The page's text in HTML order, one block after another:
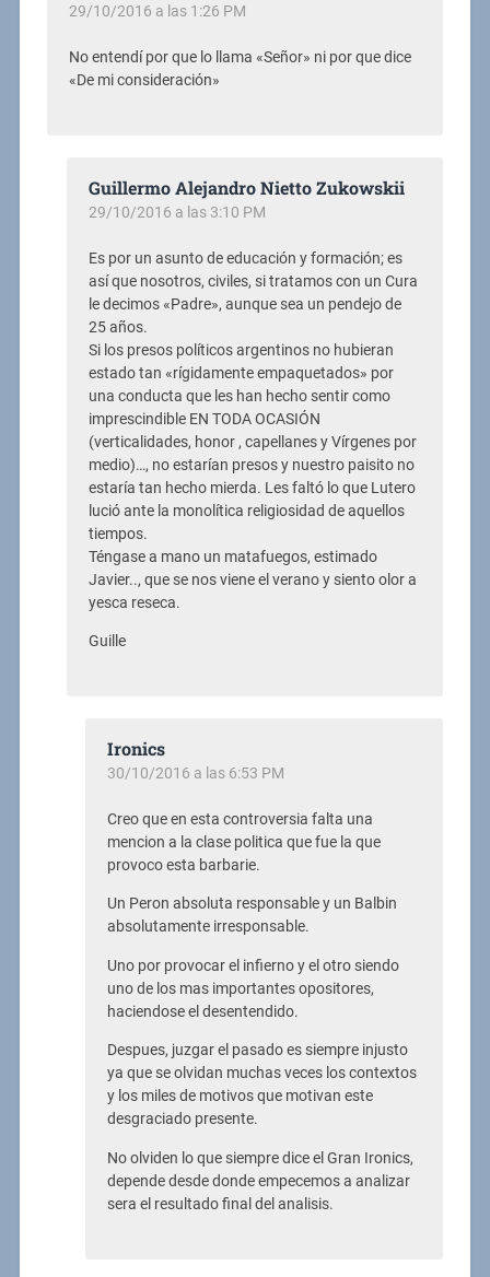
29/10/2016 a las 1:26 PM
No entendí por que lo llama «Señor» ni por que dice
«De mi consideración»
Guillermo Alejandro Nietto Zukowskii
29/10/2016 a las 3:10 PM
Es por un asunto de educación y formación; es
así que nosotros, civiles, si tratamos con un Cura
le decimos «Padre», aunque sea un pendejo de
25 años.
Si los presos políticos argentinos no hubieran
estado tan «rígidamente empaquetados» por
una conducta que les han hecho sentir como
imprescindible EN TODA OCASIÓN
(verticalidades, honor , capellanes y Vírgenes por
medio)…, no estarían presos y nuestro paisito no
estaría tan hecho mierda. Les faltó lo que Lutero
lució ante la monolítica religiosidad de aquellos
tiempos.
Téngase a mano un matafuegos, estimado
Javier.., que se nos viene el verano y siento olor a
yesca reseca.
Guille
Ironics
30/10/2016 a las 6:53 PM
Creo que en esta controversia falta una
mencion a la clase politica que fue la que
provoco esta barbarie.
Un Peron absoluta responsable y un Balbin
absolutamente irresponsable.
Uno por provocar el infierno y el otro siendo
uno de los mas importantes opositores,
haciendose el desentendido.
Despues, juzgar el pasado es siempre injusto
ya que se olvidan muchas veces los contextos
y los miles de motivos que motivan este
desgraciado presente.
No olviden lo que siempre dice el Gran Ironics,
depende desde donde empecemos a analizar
sera el resultado final del analisis.